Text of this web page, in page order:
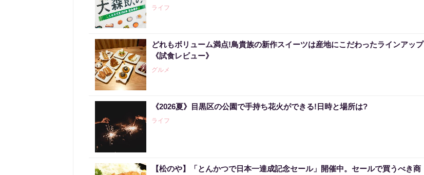
ライフ
どれもボリューム満点!鳥貴族の新作スイーツは産地にこだわったラインアップ
《試食レビュー》
グルメ
《2026夏》目黒区の公園で手持ち花火ができる!日時と場所は?
ライフ
【松のや】「とんかつで日本一達成記念セール」開催中。セールで買うべき商